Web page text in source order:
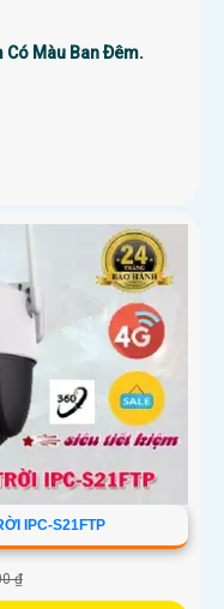
Có Màu Ban Ðêm.
IPC-S21FTP
₫